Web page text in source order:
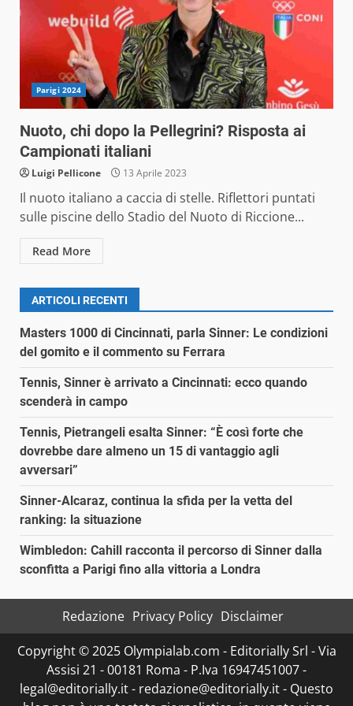
Parigi 2024
Nuoto, chi dopo la Pellegrini? Risposta ai
Campionati italiani
Luigi Pellicone 13 Aprile 2023
Il nuoto italiano a caccia di stelle. Riflettori puntati
sulle piscine dello Stadio del Nuoto di Riccione...
Read More
ARTICOLI RECENTI
Masters 1000 di Cincinnati, parla Sinner: Le condizioni
del gomito e il commento su Ferrara
Tennis, Sinner è arrivato a Cincinnati: ecco quando
scenderà in campo
Tennis, Pietrangeli esalta Sinner: “È così forte che
dovrebbe dare almeno un 15 di vantaggio agli
avversari”
Sinner-Alcaraz, continua la sfida per la vetta del
ranking: la situazione
Wimbledon: Cahill racconta il percorso di Sinner dalla
sconfitta a Parigi fino alla vittoria a Londra
Redazione Privacy Policy Disclaimer
Copyright © 2025 Olympialab.com - Editorially Srl - Via
Assisi 21 - 00181 Roma - P.Iva 16947451007 -
legal@editorially.it - redazione@editorially.it - Questo